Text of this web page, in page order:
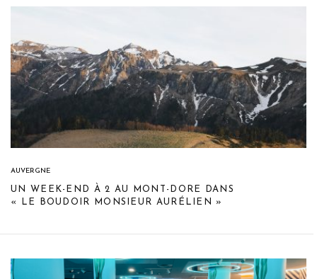
AUVERGNE
UN WEEK-END À 2 AU MONT-DORE DANS
« LE BOUDOIR MONSIEUR AURÉLIEN »